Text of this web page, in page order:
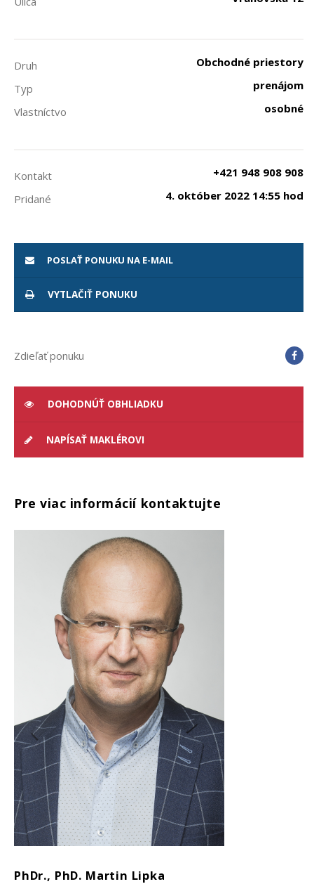
Druh
Obchodné priestory
Typ
prenájom
Vlastníctvo
osobné
Kontakt
+421 948 908 908
Pridané
4. október 2022 14:55 hod
POSLAŤ PONUKU NA E-MAIL
VYTLAČIŤ PONUKU
Zdieľať ponuku
DOHODNÚŤ OBHLIADKU
NAPÍSAŤ MAKLÉROVI
Pre viac informácií kontaktujte
PhDr., PhD. Martin Lipka